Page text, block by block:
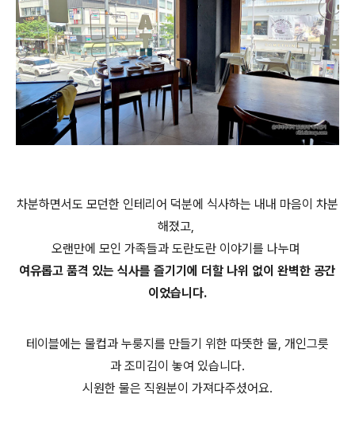
차분하면서도 모던한 인테리어 덕분에 식사하는 내내 마음이 차분
해졌고,
오랜만에 모인 가족들과 도란도란 이야기를 나누며
여유롭고 품격 있는 식사를 즐기기에 더할 나위 없이 완벽한 공간
이었습니다.
테이블에는 물컵과 누룽지를 만들기 위한 따뜻한 물, 개인그릇
과 조미김이 놓여 있습니다.
시원한 물은 직원분이 가져다주셨어요.